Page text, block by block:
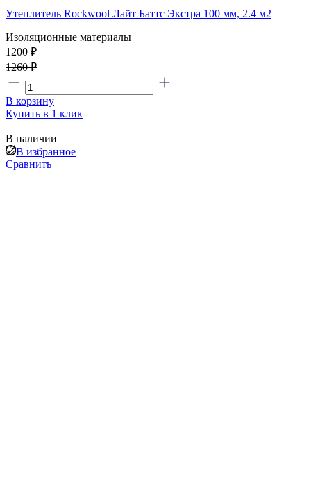
Утеплитель Rockwool Лайт Баттс Экстра 100 мм, 2.4 м2
Изоляционные материалы
1200 ₽
1260 ₽
В корзину
Купить в 1 клик
В наличии
В избранное
Сравнить